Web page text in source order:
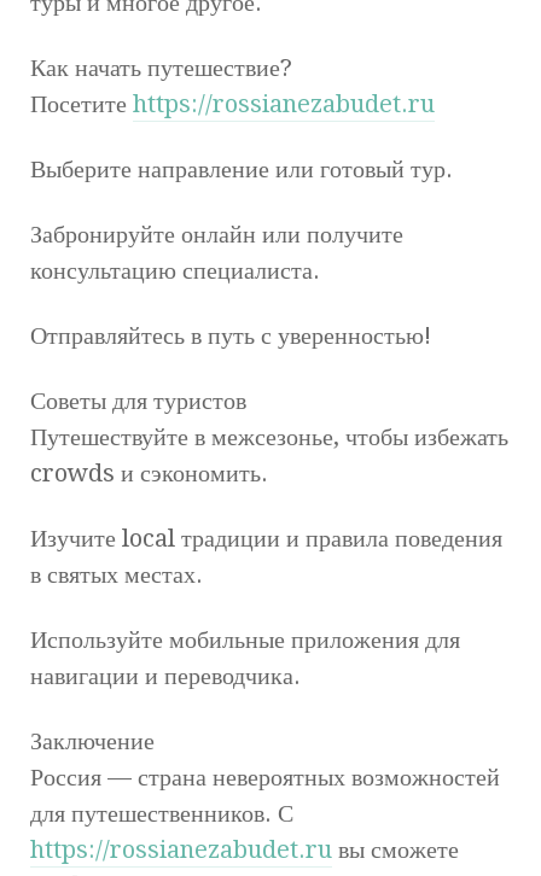
Как начать путешествие?
Посетите https://rossianezabudet.ru
Выберите направление или готовый тур.
Забронируйте онлайн или получите
консультацию специалиста.
Отправляйтесь в путь с уверенностью!
Советы для туристов
Путешествуйте в межсезонье, чтобы избежать
crowds и сэкономить.
Изучите local традиции и правила поведения
в святых местах.
Используйте мобильные приложения для
навигации и переводчика.
Заключение
Россия — страна невероятных возможностей
для путешественников. С
https://rossianezabudet.ru вы сможете